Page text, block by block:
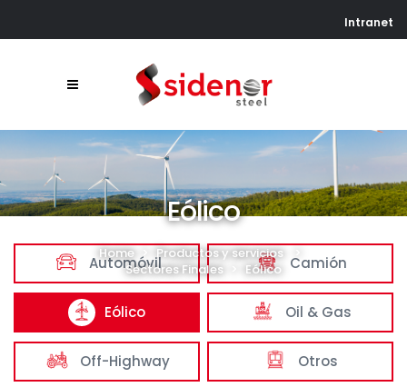
Intranet
Eólico
Home > Productos y servicios
Sectores Finales
Eólico
Automóvil Camión
Eólico Oil & Gas
Off-Highway Otros